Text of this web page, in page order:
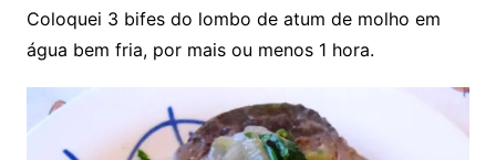
Coloquei 3 bifes do lombo de atum de molho em
água bem fria, por mais ou menos 1 hora.